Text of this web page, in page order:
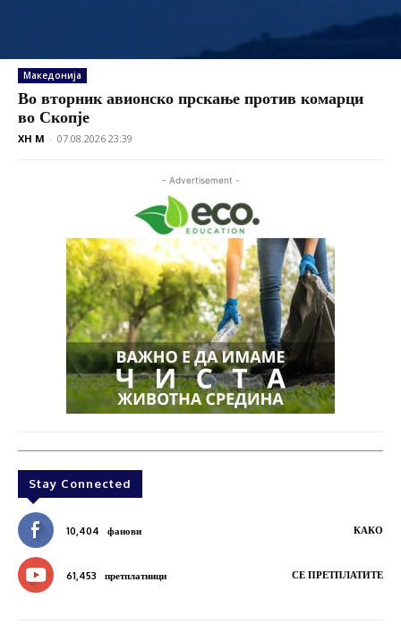
Македонија
Во вторник авионско прскање против комарци
во Скопје
XH M - 07.08.2026 23:39
- Advertisement -
Stay Connected
10,404 фанови КАКО
61,453 претплатници СЕ ПРЕТПЛАТИТЕ